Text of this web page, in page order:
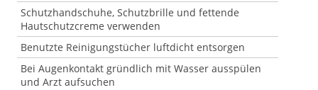
Schutzhandschuhe, Schutzbrille und fettende
Hautschutzcreme verwenden
Benutzte Reinigungstücher luftdicht entsorgen
Bei Augenkontakt gründlich mit Wasser ausspülen
und Arzt aufsuchen